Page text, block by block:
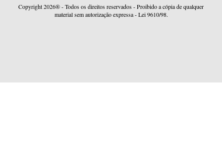
Copyright 2026® - Todos os direitos reservados - Proibido a cópia de qualquer
material sem autorização expressa - Lei 9610/98.